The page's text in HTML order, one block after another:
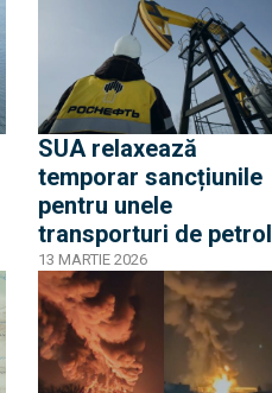
SUA relaxează
temporar sancțiunile
pentru unele
transporturi de petrol
rusesc. În pofida
calculelor
Washingtonului,
Kremlinul obține
profituri uriașe
13 MARTIE 2026